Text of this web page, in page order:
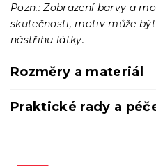
Pozn.: Zobrazení barvy a
skutečnosti, motiv může
nástřihu látky.
Rozměry a materiál
Praktické rady a